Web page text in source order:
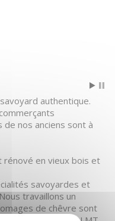
authentique.
de nos anciens sont à
en vieux bois et
savoyardes et
travaillons un
de chêvre sont